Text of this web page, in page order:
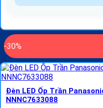
-30%
Đèn LED Ốp Trần
NNNC7633088